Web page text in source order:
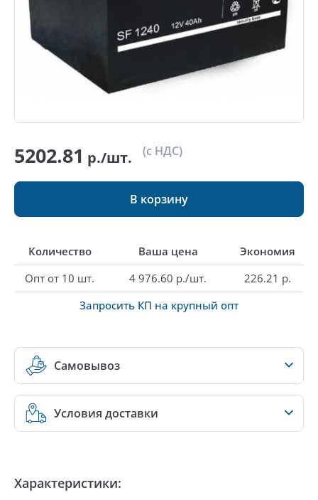
5202.81 р./шт. (с НДС)
В корзину
Количество Ваша цена
Экономия
Опт от 10 шт.
4 976.60 р./шт.
226.21 р.
Запросить КП на крупный опт
Самовывоз
Условия доставки
Характеристики: